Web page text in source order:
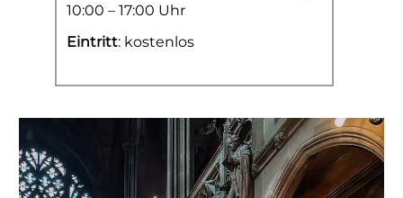
10:00 – 17:00 Uhr
Eintritt: kostenlos